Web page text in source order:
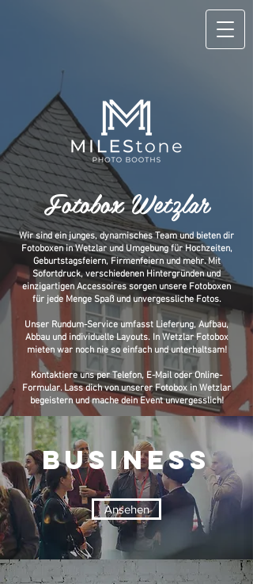
Fotobox Wetzlar
Wir sind ein junges, dynamisches Team und bieten dir
Fotoboxen in Wetzlar und Umgebung für Hochzeiten,
Geburtstagsfeiern, Firmenfeiern und mehr. Mit
Sofortdruck, verschiedenen Hintergründen und
einzigartigen Accessoires sorgen unsere Fotoboxen
für jede Menge Spaß und unvergessliche Fotos.
Unser Rundum-Service umfasst Lieferung, Aufbau,
Abbau und individuelle Layouts. In Wetzlar Fotobox
mieten war noch nie so einfach und unterhaltsam!
Kontaktiere uns per Telefon, E-Mail oder Online-
Formular. Lass dich von unserer Fotobox in Wetzlar
begeistern und mache dein Event unvergesslich!
Business
Ansehen